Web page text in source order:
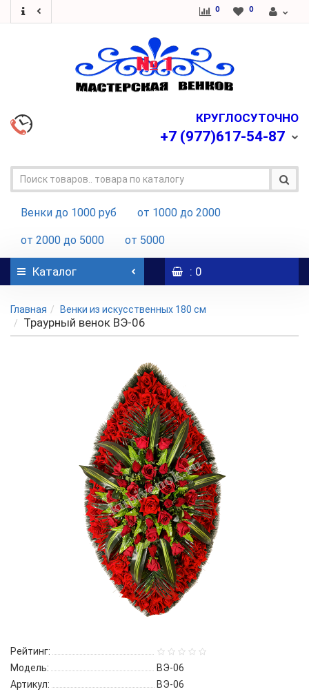
0 0
КРУГЛОСУТОЧНО
+7 (977)617-54-87
Венки до 1000 руб от 1000 до 2000
от 2000 до 5000 от 5000
Каталог : 0
Главная Венки из искусственных 180 см
Траурный венок BЭ-06
Рейтинг:
Модель:
ВЭ-06
Артикул:
ВЭ-06